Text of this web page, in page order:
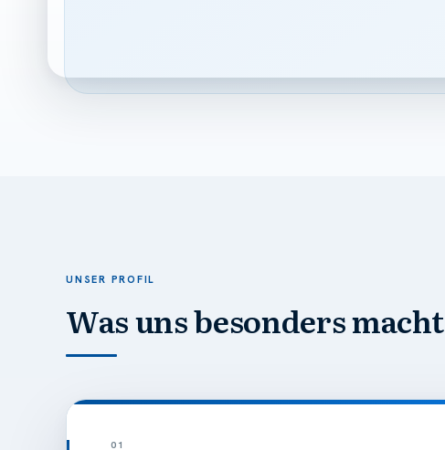
UNSER PROFIL
Was uns besonders macht
01